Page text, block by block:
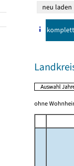
komplett
ohne